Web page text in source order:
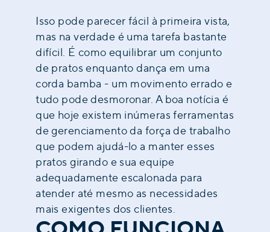
Isso pode parecer fácil à primeira vista,
mas na verdade é uma tarefa bastante
difícil. É como equilibrar um conjunto
de pratos enquanto dança em uma
corda bamba - um movimento errado e
tudo pode desmoronar. A boa notícia é
que hoje existem inúmeras ferramentas
de gerenciamento da força de trabalho
que podem ajudá-lo a manter esses
pratos girando e sua equipe
adequadamente escalonada para
atender até mesmo as necessidades
mais exigentes dos clientes.